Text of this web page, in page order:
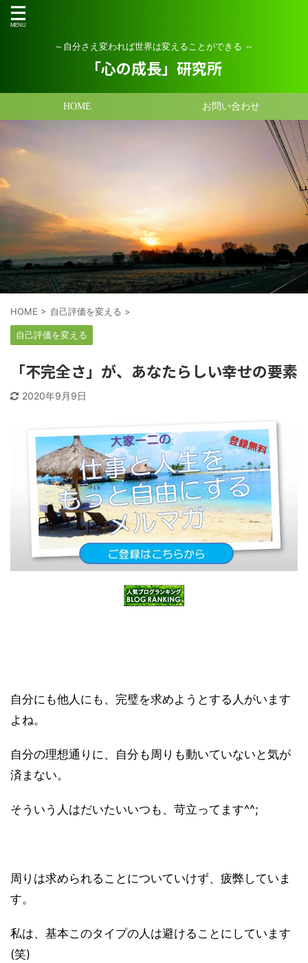
～自分さえ変われば世界は変えることができる ～
「心の成長」研究所
HOME お問い合わせ
HOME > 自己評価を変える >
自己評価を変える
「不完全さ」が、あなたらしい幸せの要素
2020年9月9日
自分にも他人にも、完璧を求めようとする人がいます
よね。
自分の理想通りに、自分も周りも動いていないと気が
済まない。
そういう人はだいたいいつも、苛立ってます^^;
周りは求められることについていけず、疲弊していま
す。
私は、基本このタイプの人は避けることにしています
(笑)